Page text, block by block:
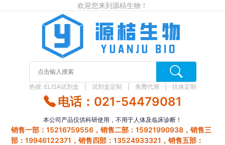
欢迎您来到源桔生物！
热搜: ELISA试剂盒 试剂盒定制 免费代测 抗体定制
电话：021-54479081
本公司产品仅供科研使用，不用于人体及临床诊断！
销售一部：15216759556，销售二部：15921990938，销售三
部：19946122371，销售四部：13524933321，销售五部：